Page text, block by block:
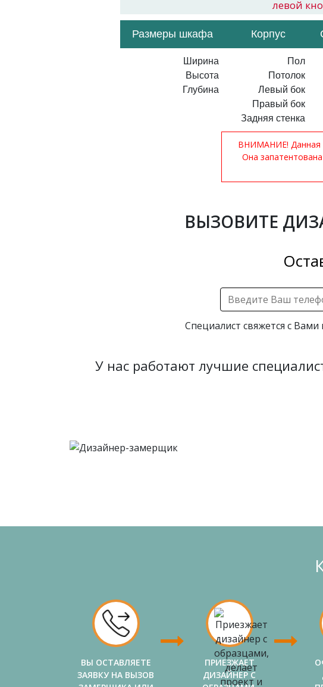
левой
Размеры шкафа Корпус
Ширина
Высота
Глубина
Пол
Потолок
Левый бок
Правый бок
Задняя стенка
ВНИМАНИЕ! Данная
Она
ВЫЗОВИТЕ
Специалист свяжется с
У нас работают лучшие
ВЫ ОСТАВЛЯЕТЕ
ЗАЯВКУ НА ВЫЗОВ
ПРИЕЗЖАЕТ
ДИЗАЙНЕР С